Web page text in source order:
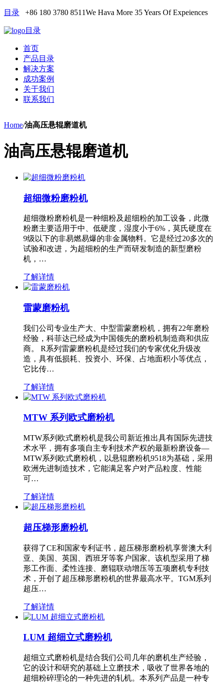
目录 +86 180 3780 8511We Hava More 35 Years Of Expeiences
目录
首页
产品目录
解决方案
成功案例
关于我们
联系我们
Home/油高压悬辊磨道机
油高压悬辊磨道机
超细微粉磨粉机
超细微粉磨粉机是一种细粉及超细粉的加工设备，此微
粉磨主要适用于中、低硬度，湿度小于6%，莫氏硬度在
9级以下的非易燃易爆的非金属物料。它是经过20多次的
试验和改进，为超细粉的生产而研发制造的新型磨粉
机，…
了解详情
雷蒙磨粉机
我们公司专业生产大、中型雷蒙磨粉机，拥有22年磨粉
经验，科菲达已经成为中国领先的磨粉机制造商和供应
商。 R系列雷蒙磨粉机是经过我们的专家优化升级改
造，具有低损耗、投资小、环保、占地面积小等优点，
它比传…
了解详情
MTW 系列欧式磨粉机
MTW系列欧式磨粉机是我公司新近推出具有国际先进技
术水平，拥有多项自主专利技术产权的最新粉磨设备—
MTW系列欧式磨粉机，以悬辊磨粉机9518为基础，采用
欧洲先进制造技术，它能满足客户对产品粒度、性能
可…
了解详情
超压梯形磨粉机
获得了CE和国家专利证书，超压梯形磨粉机享誉澳大利
亚、美国、英国、西班牙等客户国家。该机型采用了梯
形工作面、柔性连接、磨辊联动增压等五项磨机专利技
术，开创了超压梯形磨粉机的世界最高水平。TGM系列
超压…
了解详情
LUM 超细立式磨粉机
超细立式磨粉机是结合我们公司几年的磨机生产经验，
它的设计和研究的基础上立磨技术，吸收了世界各地的
超细粉碎理论的一种先进的轧机。本系列产品是一种专